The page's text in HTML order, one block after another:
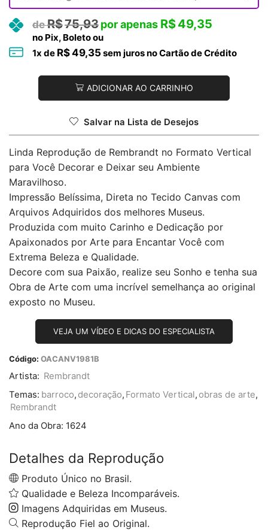
R$75,93 R$49,35
no Pix, Boleto ou
1x de R$49,35 sem juros no Cartão de Crédito
ADICIONAR AO CARRINHO
Salvar na Lista de Desejos
Linda Reprodução de Rembrandt no Formato Vertical
para Você Decorar e Deixar seu Ambiente
Maravilhoso.
Impressão Belíssima, Direta no Tecido Canvas com
Arquivos Adquiridos dos melhores Museus.
Produzida com muito Carinho e Dedicação por
Apaixonados por Arte para Encantar Você com
Extrema Beleza e Qualidade.
Decore com sua Paixão, realize seu Sonho e tenha sua
Obra de Arte com uma incrível semelhança ao original
exposto no Museu.
VEJA UM VÍDEO E DICAS DO ESPECIALISTA
Código: OACANV1981B
Artista: Rembrandt
Temas: barroco, decoração, Formato Vertical, obras de arte,
Rembrandt
Ano da Obra: 1624
Detalhes da Reprodução
Produto Único no Brasil.
Qualidade e Beleza Incomparáveis.
Imagens Adquiridas em Museus.
Reprodução Fiel ao Original.